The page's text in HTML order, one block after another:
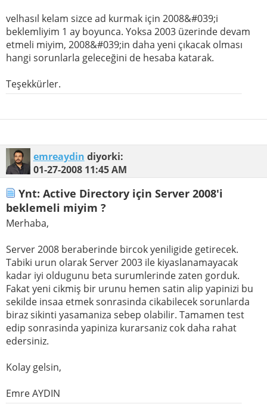
velhasıl kelam sizce ad kurmak için 2008&#039;i
beklemliyim 1 ay boyunca. Yoksa 2003 üzerinde devam
etmeli miyim, 2008&#039;in daha yeni çıkacak olması
hangi sorunlarla geleceğini de hesaba katarak.
Teşekkürler.
emreaydin diyorki:
01-27-2008 11:45 AM
Ynt: Active Directory için Server 2008'i
beklemeli miyim ?
Merhaba,
Server 2008 beraberinde bircok yeniligide getirecek.
Tabiki urun olarak Server 2003 ile kiyaslanamayacak
kadar iyi oldugunu beta surumlerinde zaten gorduk.
Fakat yeni cikmiş bir urunu hemen satin alip yapinizi bu
sekilde insaa etmek sonrasinda cikabilecek sorunlarda
biraz sikinti yasamaniza sebep olabilir. Tamamen test
edip sonrasinda yapiniza kurarsaniz cok daha rahat
edersiniz.
Kolay gelsin,
Emre AYDIN